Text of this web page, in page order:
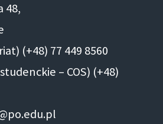
48,
(+48) 77 449 8560
– COS) (+48)